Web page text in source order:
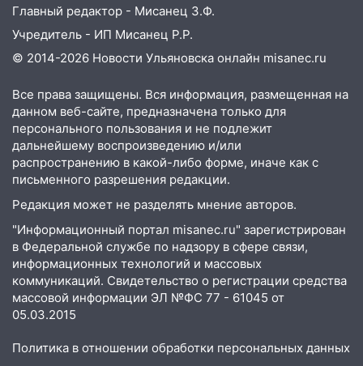
Главный редактор - Мисанец З.Ф.
Учредитель - ИП Мисанец Р.Р.
© 2014-2026 Новости Ульяновска онлайн misanec.ru
Все права защищены. Вся информация, размещенная на
данном веб-сайте, предназначена только для
персонального пользования и не подлежит
дальнейшему воспроизведению и/или
распространению в какой-либо форме, иначе как с
письменного разрешения редакции.
Редакция может не разделять мнение авторов.
"Информационный портал misanec.ru" зарегистрирован
в Федеральной службе по надзору в сфере связи,
информационных технологий и массовых
коммуникаций. Свидетельство о регистрации средства
массовой информации ЭЛ №ФС 77 - 61045 от
05.03.2015
Политика в отношении обработки персональных данных